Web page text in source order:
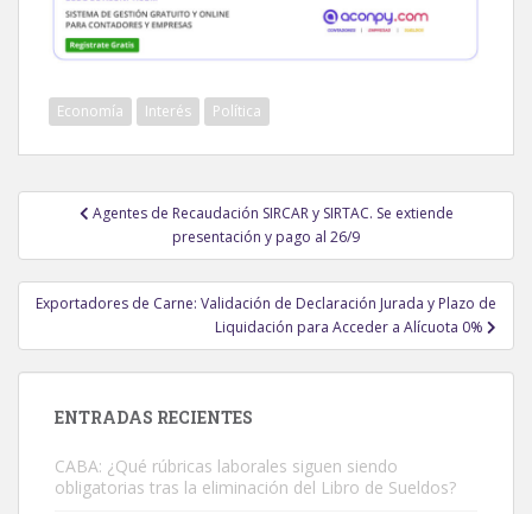
Economía Interés Política
Navegación
entradas
Agentes de Recaudación SIRCAR y SIRTAC. Se extiende
presentación y pago al 26/9
Exportadores de Carne: Validación de Declaración Jurada y Plazo de
Liquidación para Acceder a Alícuota 0%
ENTRADAS RECIENTES
CABA: ¿Qué rúbricas laborales siguen siendo
obligatorias tras la eliminación del Libro de Sueldos?